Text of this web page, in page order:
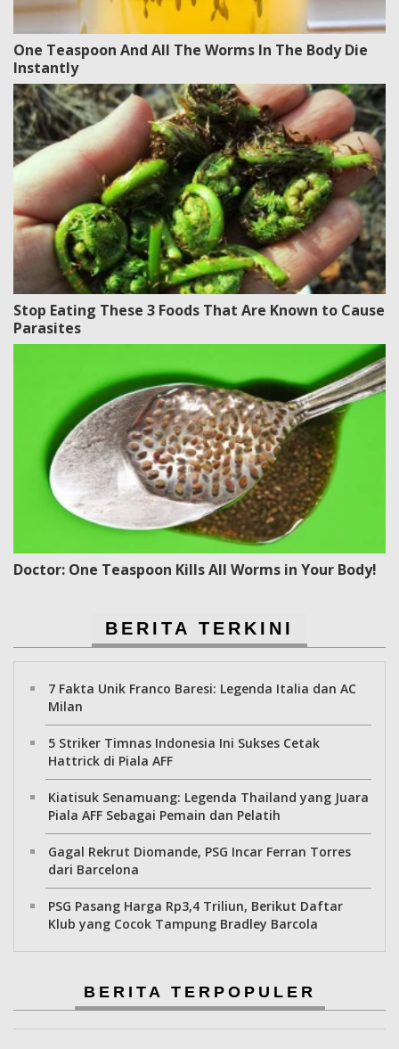
One Teaspoon And All The Worms In The Body Die
Instantly
Stop Eating These 3 Foods That Are Known to Cause
Parasites
Doctor: One Teaspoon Kills All Worms in Your Body!
BERITA TERKINI
7 Fakta Unik Franco Baresi: Legenda Italia dan AC
Milan
5 Striker Timnas Indonesia Ini Sukses Cetak
Hattrick di Piala AFF
Kiatisuk Senamuang: Legenda Thailand yang Juara
Piala AFF Sebagai Pemain dan Pelatih
Gagal Rekrut Diomande, PSG Incar Ferran Torres
dari Barcelona
PSG Pasang Harga Rp3,4 Triliun, Berikut Daftar
Klub yang Cocok Tampung Bradley Barcola
BERITA TERPOPULER